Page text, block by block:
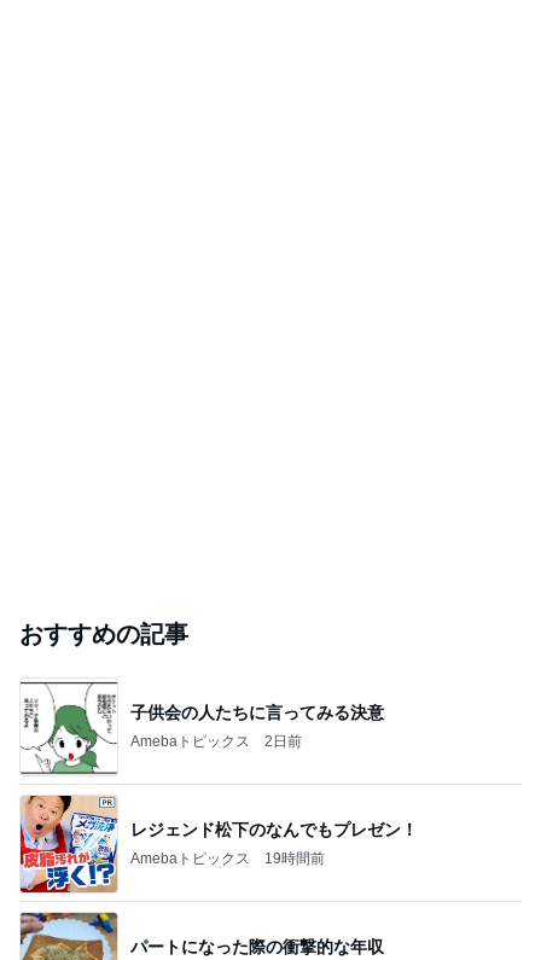
おすすめの記事
子供会の人たちに言ってみる決意
Amebaトピックス 2日前
レジェンド松下のなんでもプレゼン！
Amebaトピックス 19時間前
パートになった際の衝撃的な年収